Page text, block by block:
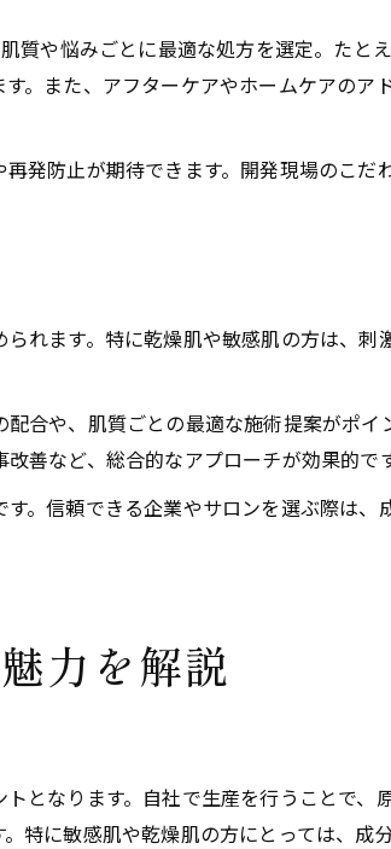
質や悩みごとに最適な処方を選定。たと
。また、アフターケアやホームケアのア
発防止が期待できます。開発現場のこだ
れます。特に乾燥肌や敏感肌の方は、刺
合や、肌質ごとの最適な施術提案がポイ
善など、総合的なアプローチが効果的です
。信頼できる企業やサロンを選ぶ際は、
力を解説
となります。自社で生産を行うことで、
特に敏感肌や乾燥肌の方にとっては、成